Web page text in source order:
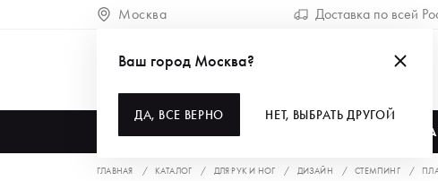
Москва Доставка по всей
Ваш город Москва?
ДА, ВСЕ ВЕРНО НЕТ, ВЫБРАТЬ ДРУГОЙ
ГЛАВНАЯ КАТАЛОГ ДЛЯ РУК И НОГ ДИЗАЙН СТЕМПИНГ